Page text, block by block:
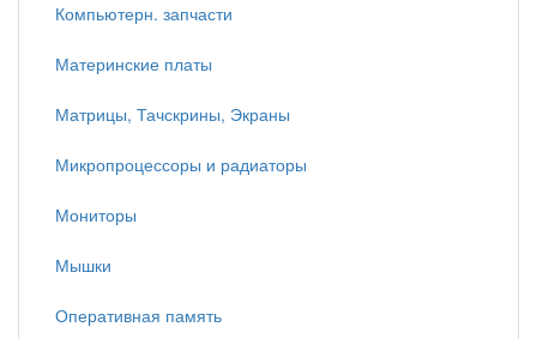
Компьютерн. запчасти
Материнские платы
Матрицы, Тачскрины, Экраны
Микропроцессоры и радиаторы
Мониторы
Мышки
Оперативная память